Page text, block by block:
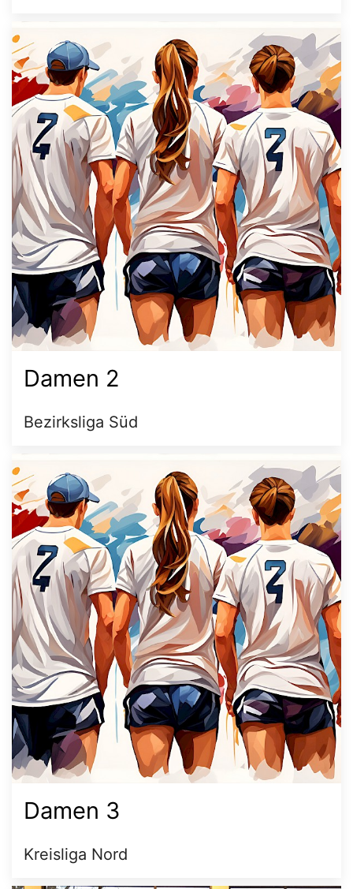
Damen 2
Bezirksliga Süd
Damen 3
Kreisliga Nord